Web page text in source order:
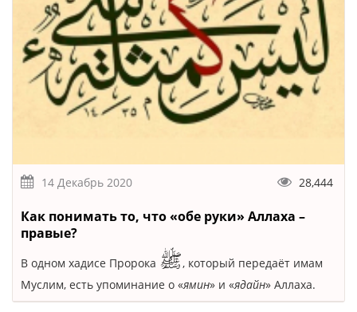
14 Декабрь 2020 28,444
Как понимать то, что «обе руки» Аллаха –
правые?
В одном хадисе Пророка ﷺ, который передаёт имам
Муслим, есть упоминание о «ямин» и «ядайн» Аллаха.